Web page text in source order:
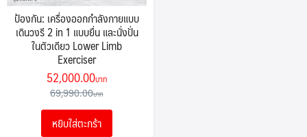
ป้องกัน: เครื่องออกกำลังกายแบบ
เดินวงรี 2 in 1 แบบยื่น และนั่งปั่น
ในตัวเดียว Lower Limb
Exerciser
69,990.00
Original
price
was:
69,990.00฿.
52,000.00 Current
is:
หยิบใส่ตะกร้า